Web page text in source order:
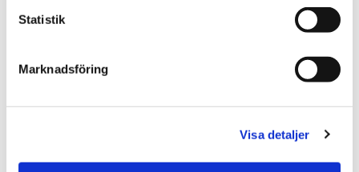
Statistik
Marknadsföring
Visa detaljer